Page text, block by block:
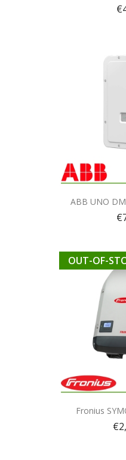

ABB UNO

Fronius
OUT-OF-